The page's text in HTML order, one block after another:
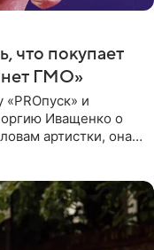
что покупает
нет ГМО»
и
Иващенко о
артистки, она